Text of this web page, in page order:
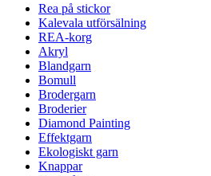
Rea på stickor
Kalevala utförsälning
REA-korg
Akryl
Blandgarn
Bomull
Brodergarn
Broderier
Diamond Painting
Effektgarn
Ekologiskt garn
Knappar